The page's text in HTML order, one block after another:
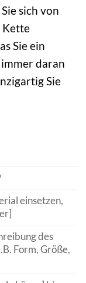
sich von
Kette
Sie ein
daran
Sie
einsetzen,
des
Form, Größe,